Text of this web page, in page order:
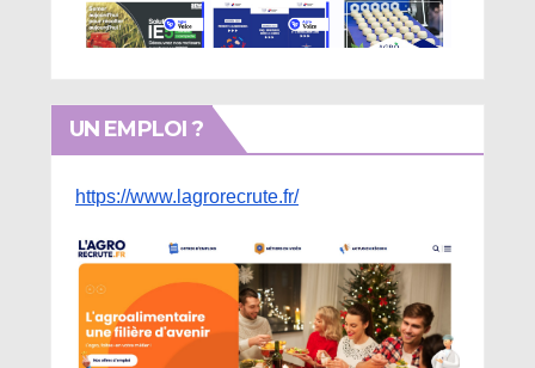
UN EMPLOI ?
https://www.lagrorecrute.fr/